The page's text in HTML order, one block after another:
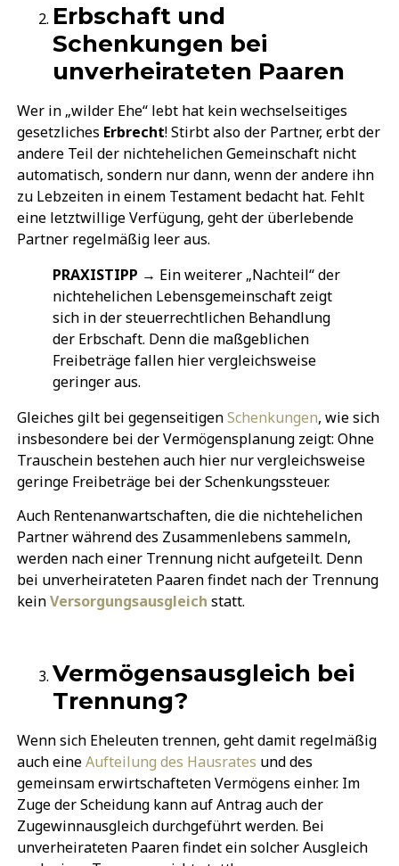
Erbschaft und
Schenkungen bei
unverheirateten Paaren
Wer in „wilder Ehe“ lebt hat kein wechselseitiges
gesetzliches Erbrecht! Stirbt also der Partner, erbt der
andere Teil der nichtehelichen Gemeinschaft nicht
automatisch, sondern nur dann, wenn der andere ihn
zu Lebzeiten in einem Testament bedacht hat. Fehlt
eine letztwillige Verfügung, geht der überlebende
Partner regelmäßig leer aus.
PRAXISTIPP → Ein weiterer „Nachteil“ der
nichtehelichen Lebensgemeinschaft zeigt
sich in der steuerrechtlichen Behandlung
der Erbschaft. Denn die maßgeblichen
Freibeträge fallen hier vergleichsweise
geringer aus.
Gleiches gilt bei gegenseitigenSchenkungen, wie sich
insbesondere bei der Vermögensplanung zeigt: Ohne
Trauschein bestehen auch hier nur vergleichsweise
geringe Freibeträge bei der Schenkungssteuer.
Auch Rentenanwartschaften, die die nichtehelichen
Partner während des Zusammenlebens sammeln,
werden nach einer Trennung nicht aufgeteilt. Denn
bei unverheirateten Paaren findet nach der Trennung
keinVersorgungsausgleich statt.
Vermögensausgleich bei
Trennung?
Wenn sich Eheleuten trennen, geht damit regelmäßig
auch eineAufteilung des Hausrates und des
gemeinsam erwirtschafteten Vermögens einher. Im
Zuge der Scheidung kann auf Antrag auch der
Zugewinnausgleich durchgeführt werden. Bei
unverheirateten Paaren findet ein solcher Ausgleich